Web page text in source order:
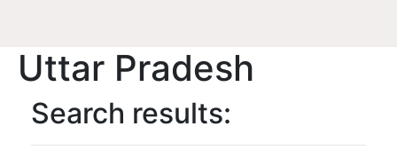
Uttar Pradesh
Search results: